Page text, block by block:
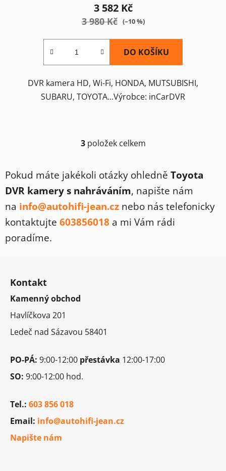
3 582 Kč
3 980 Kč (–10 %)
DO KOŠÍKU
DVR kamera HD, Wi-Fi, HONDA, MUTSUBISHI,
SUBARU, TOYOTA...Výrobce: inCarDVR
O
l
á
d
a
c
í
3položek celkem
Pokud máte jakékoli otázky ohledně Toyota
DVR kamery s nahráváním, napište nám
na info@autohifi-jean.cz nebo nás telefonicky
kontaktujte 603856018 a mi Vám rádi
poradíme.
Kontakt
Kamenný obchod
Havlíčkova 201
Ledeč nad Sázavou 58401
PO-PÁ: 9:00-12:00 přestávka 12:00-17:00
SO: 9:00-12:00 hod.
Tel.: 603 856 018
Email: info@autohifi-jean.cz
Napište nám